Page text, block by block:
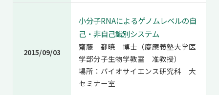
2015/09/03
小分子RNAによるゲノムレベルの自
己・非自己識別システム
齋藤 都暁 博士（慶應義塾大学医
学部分子生物学教室 准教授）
場所：バイオサイエンス研究科 大
セミナー室